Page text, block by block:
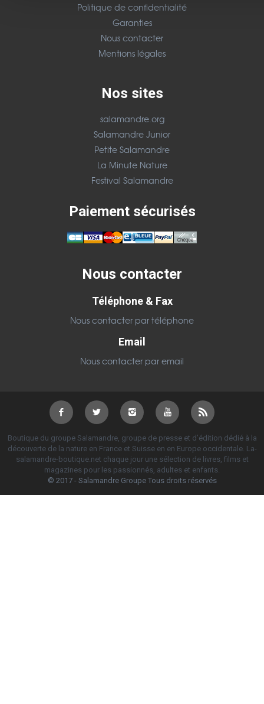
Politique de confidentialité
Garanties
Nous contacter
Mentions légales
Nos sites
salamandre.org
Salamandre Junior
Petite Salamandre
La Minute Nature
Festival Salamandre
Paiement sécurisés
Nous contacter
Téléphone & Fax
Nous contacter par téléphone
Email
Nous contacter par email
Boutique du groupe Salamandre, groupe de presse et d’édition dédié à la
découverte de la nature en France et Suisse en en Europe occidentale. La-
salamandre-boutique.net chaque jour une sélection de livres, films et
magazines pour les passionnés, adultes et enfants.
© 2017 - Salamandre Groupe Tous droits réservés